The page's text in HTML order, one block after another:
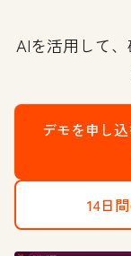
AIを活用して
デモを申し
14日